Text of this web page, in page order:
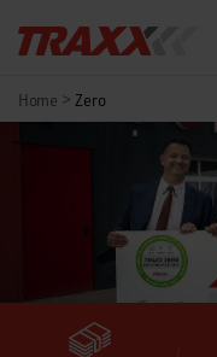
Home > Zero